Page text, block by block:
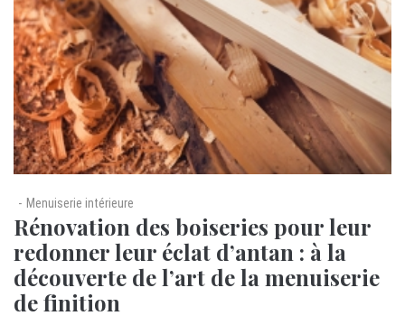
Menuiserie intérieure
Rénovation des boiseries pour leur
redonner leur éclat d’antan : à la
découverte de l’art de la menuiserie
de finition